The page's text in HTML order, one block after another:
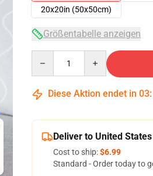
20x20in (50x50cm)
Größentabelle anzeigen
Diese Aktion endet in 03:
Deliver to United States
Cost to ship:$6.99
Standard - Order today to